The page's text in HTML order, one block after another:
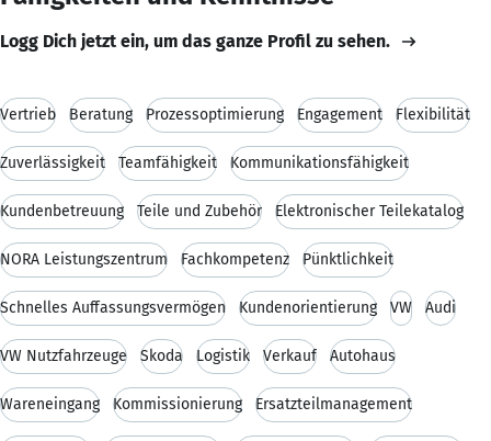
Logg Dich jetzt ein, um das ganze Profil zu sehen.
Vertrieb Beratung Prozessoptimierung Engagement Flexibilität
Zuverlässigkeit Teamfähigkeit Kommunikationsfähigkeit
Kundenbetreuung Teile und Zubehör Elektronischer Teilekatalog
NORA Leistungszentrum Fachkompetenz Pünktlichkeit
Schnelles Auffassungsvermögen Kundenorientierung VW Audi
VW Nutzfahrzeuge Skoda Logistik Verkauf Autohaus
Wareneingang Kommissionierung Ersatzteilmanagement